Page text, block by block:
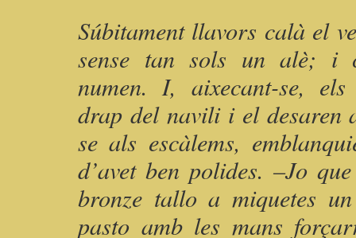
Súbitament llavors calà el
sense tan sols un alè; i
numen. I, aixecant-se,
drap del navili i el desaren
se als escàlems,
d’avet ben polides. –Jo
bronze tallo a miquetes
pasto amb les mans